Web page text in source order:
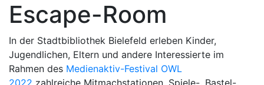
Escape-Room
In der Stadtbibliothek Bielefeld erleben Kinder,
Jugendlichen, Eltern und andere Interessierte im
Rahmen des Medienaktiv-Festival OWL
2022 zahlreiche Mitmachstationen, Spiele-, Bastel-,